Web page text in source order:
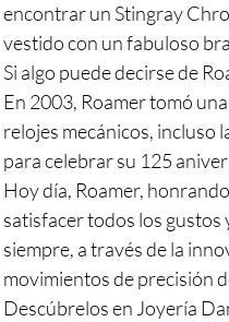
encontrar un Stingray
vestido con un fabuloso
Si algo puede decirse de
En 2003, Roamer tomó
relojes mecánicos, incluso
para celebrar su 125
Hoy día, Roamer,
satisfacer todos los gustos
siempre, a través de la
movimientos de precisión
Descúbrelos en Joyería